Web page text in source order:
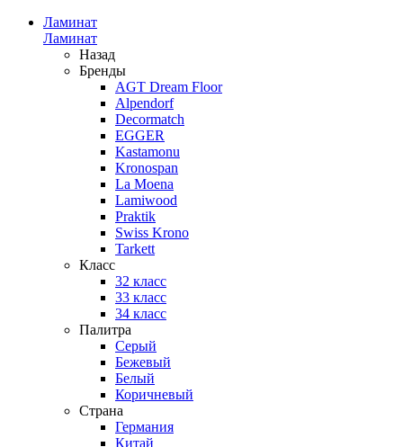
Ламинат
Ламинат
Назад
Бренды
AGT Dream Floor
Alpendorf
Decormatch
EGGER
Kastamonu
Kronospan
La Moena
Lamiwood
Praktik
Swiss Krono
Tarkett
Класс
32 класс
33 класс
34 класс
Палитра
Серый
Бежевый
Белый
Коричневый
Страна
Германия
Китай